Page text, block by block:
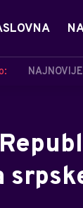
NAJNOVIJE